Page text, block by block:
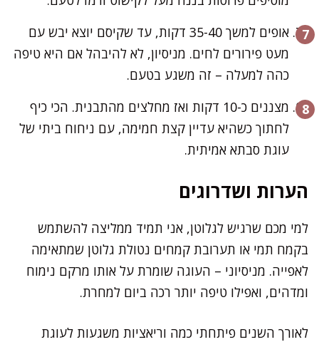
אופים למשך 35-40 דקות, עד שקיסם יוצא יבש עם
מעט פירורים לחים. מניסיון, לא להיבהל אם היא טיפה
כהה למעלה – זה משגע בטעם.
מצננים כ-10 דקות ואז מחלצים מהתבנית. הכי כיף
לחתוך כשהיא עדיין קצת חמימה, עם ניחוח ביתי של
עוגת סבתא אמיתית.
הערות ושדרוגים
למי מכם שרגיש לגלוטן, אני תמיד ממליצה להשתמש
בקמח תמי או תערובת קמחים נטולת גלוטן שמתאימה
לאפייה. מניסיוני – העוגה שומרת על אותו מרקם נימוח
ומדהים, ואפילו טיפה יותר רכה ביום למחרת.
לאורך השנים פיתחתי כמה וריאציות משגעות לעוגת